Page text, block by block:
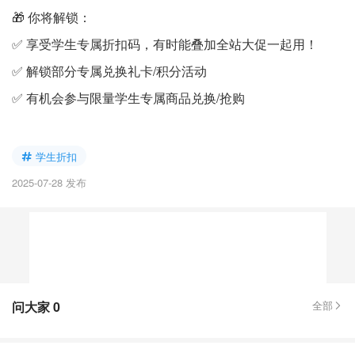
🎁 你将解锁：
✅ 享受学生专属折扣码，有时能叠加全站大促一起用！
✅ 解锁部分专属兑换礼卡/积分活动
✅ 有机会参与限量学生专属商品兑换/抢购
学生折扣
2025-07-28 发布
问大家0 全部